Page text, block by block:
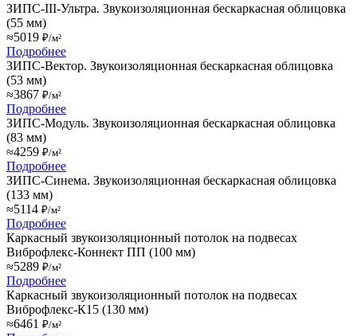
ЗИПС-III-Ультра. Звукоизоляционная бескаркасная облицовка
(55 мм)
≈5019 ₽/м²
Подробнее
ЗИПС-Вектор. Звукоизоляционная бескаркасная облицовка
(53 мм)
≈3867 ₽/м²
Подробнее
ЗИПС-Модуль. Звукоизоляционная бескаркасная облицовка
(83 мм)
≈4259 ₽/м²
Подробнее
ЗИПС-Синема. Звукоизоляционная бескаркасная облицовка
(133 мм)
≈5114 ₽/м²
Подробнее
Каркасный звукоизоляционный потолок на подвесах
Виброфлекс-Коннект ПП (100 мм)
≈5289 ₽/м²
Подробнее
Каркасный звукоизоляционный потолок на подвесах
Виброфлекс-К15 (130 мм)
≈6461 ₽/м²